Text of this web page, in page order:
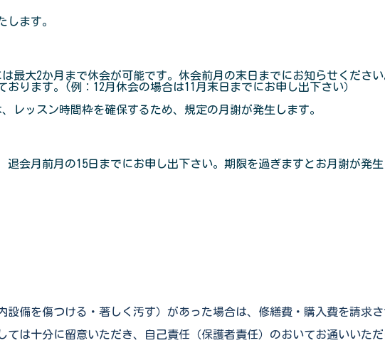
ます。
最大2か月まで休会が可能です。休会前月の末日までにお知らせくださ
ります。(例：12月休会の場合は11月末日までにお申し出下さい）
ッスン時間枠を確保するため、規定の月謝が発生します。
会月前月の15日までにお申し出下さい。期限を過ぎますとお月謝が発
備を傷つける・著しく汚す）があった場合は、修繕費・購入費を請求さ
は十分に留意いただき、自己責任（保護者責任）のおいてお通いいただ